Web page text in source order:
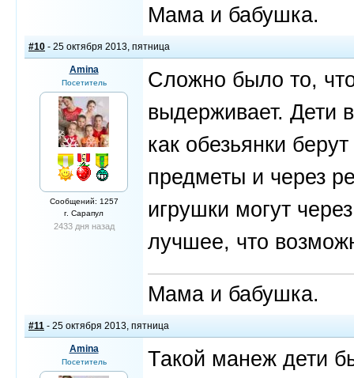
Мама и бабушка.
#10 - 25 октября 2013, пятница
Amina
Посетитель
Сообщений: 1257
г. Сарапул
2433 дня назад
Сложно было то,
выдерживает. Дети
как обезьянки
предметы и через
игрушки могут
лучшее, что
Мама и бабушка.
#11 - 25 октября 2013, пятница
Amina
Посетитель
Такой манеж дети